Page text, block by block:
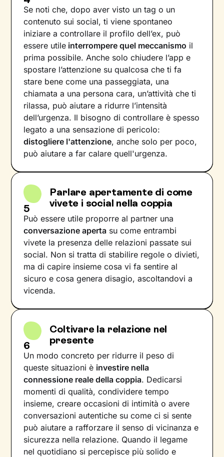
Se noti che, dopo aver visto un tag o un
contenuto sui social, ti viene spontaneo
iniziare a controllare il profilo dell’ex, può
essere utile interrompere quel meccanismo il
prima possibile. Anche solo chiudere l’app e
spostare l’attenzione su qualcosa che ti fa
stare bene come una passeggiata, una
chiamata a una persona cara, un’attività che ti
rilassa, può aiutare a ridurre l’intensità
dell’urgenza. Il bisogno di controllare è spesso
legato a una sensazione di pericolo:
distogliere l'attenzione, anche solo per poco,
può aiutare a far calare quell'urgenza.
5
Parlare apertamente di come
vivete i social nella coppia
Può essere utile proporre al partner una
conversazione aperta su come entrambi
vivete la presenza delle relazioni passate sui
social. Non si tratta di stabilire regole o divieti,
ma di capire insieme cosa vi fa sentire al
sicuro e cosa genera disagio, ascoltandovi a
vicenda.
6
Coltivare la relazione nel
presente
Un modo concreto per ridurre il peso di
queste situazioni è investire nella
connessione reale della coppia. Dedicarsi
momenti di qualità, condividere tempo
insieme, creare occasioni di intimità o avere
conversazioni autentiche su come ci si sente
può aiutare a rafforzare il senso di vicinanza e
sicurezza nella relazione. Quando il legame
nel quotidiano si percepisce più solido e